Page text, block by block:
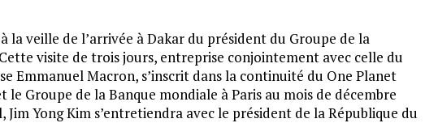
la veille de l’arrivée à Dakar du président du Groupe de la
visite de trois jours, entreprise conjointement avec celle du
Emmanuel Macron, s’inscrit dans la continuité du One Planet
le Groupe de la Banque mondiale à Paris au mois de décembre
Jim Yong Kim s’entretiendra avec le président de la République du